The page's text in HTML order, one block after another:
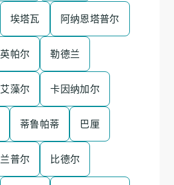
埃塔瓦 阿纳恩塔普尔
英帕尔 勒德兰
艾藻尔 卡因纳加尔
蒂鲁帕蒂 巴厘
兰普尔 比德尔